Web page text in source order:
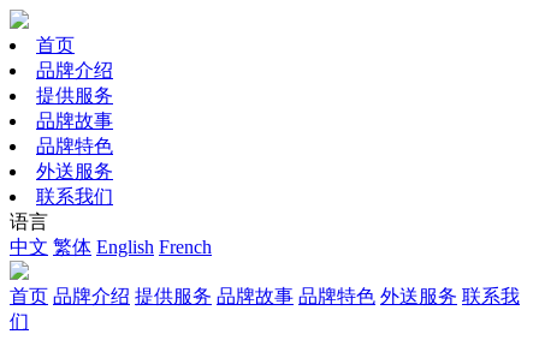
首页
品牌介绍
提供服务
品牌故事
品牌特色
外送服务
联系我们
语言
中文 繁体 English French
首页 品牌介绍 提供服务 品牌故事 品牌特色 外送服务 联系我
们